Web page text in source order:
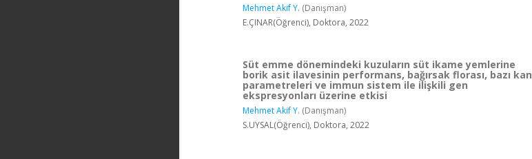
Mehmet Akif Y. (Danışman)
E.ÇINAR(Öğrenci), Doktora, 2022
Süt emme dönemindeki kuzuların süt ikame yemlerine
borik asit ilavesinin performans, bağırsak florası, bazı kan
parametreleri ve immun sistem ile ilişkili gen
ekspresyonları üzerine etkisi
Mehmet Akif Y. (Danışman)
S.UYSAL(Öğrenci), Doktora, 2022